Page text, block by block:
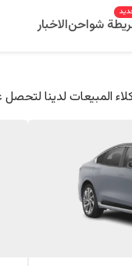
شواحنالاخبار
المبيعات لدينا